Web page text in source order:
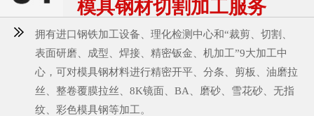
模具钢材切割加工服务
拥有进口钢铁加工设备、理化检测中心和“裁剪、切割、
表面研磨、成型、焊接、精密钣金、机加工”9大加工中
心，可对模具钢材料进行精密开平、分条、剪板、油磨拉
丝、整卷覆膜拉丝、8K镜面、BA、磨砂、雪花砂、无指
纹、彩色模具钢等加工。